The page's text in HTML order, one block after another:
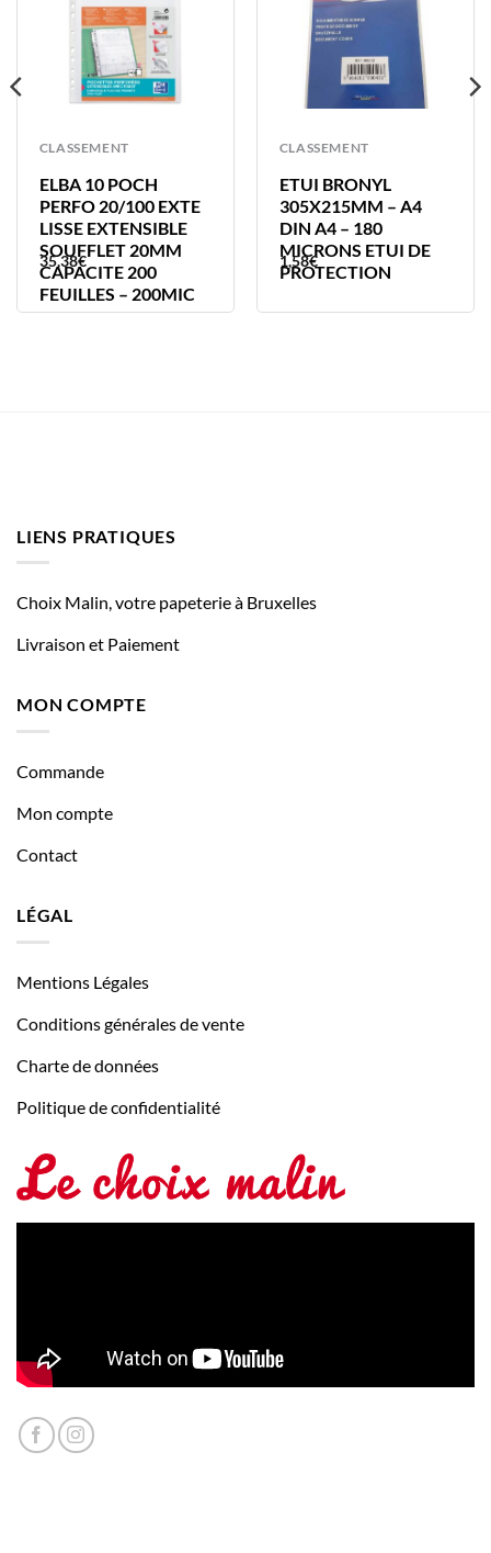
CLASSEMENT
ELBA 10 POCH
PERFO 20/100 EXTE
LISSE EXTENSIBLE
SOUFFLET 20MM
CAPACITE 200
FEUILLES – 200MIC
35,38€
CLASSEMENT
ETUI BRONYL
305X215MM – A4
DIN A4 – 180
MICRONS ETUI DE
PROTECTION
1,58€
LIENS PRATIQUES
Choix Malin, votre papeterie à Bruxelles
Livraison et Paiement
MON COMPTE
Commande
Mon compte
Contact
LÉGAL
Mentions Légales
Conditions générales de vente
Charte de données
Politique de confidentialité